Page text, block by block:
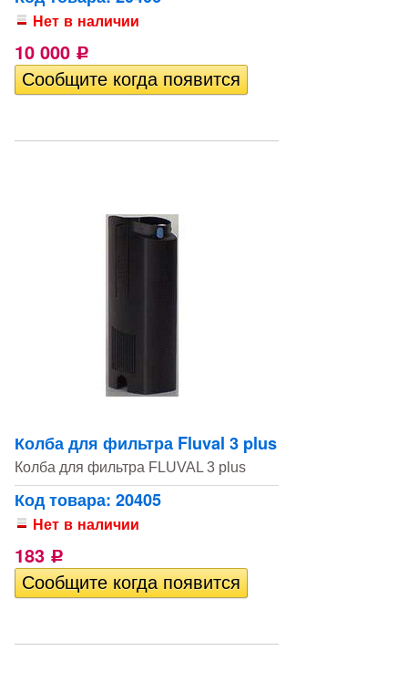
Нет в наличии
10 000 Р
Колба для фильтра Fluval 3 plus
Колба для фильтра FLUVAL 3 plus
Код товара: 20405
Нет в наличии
183 Р